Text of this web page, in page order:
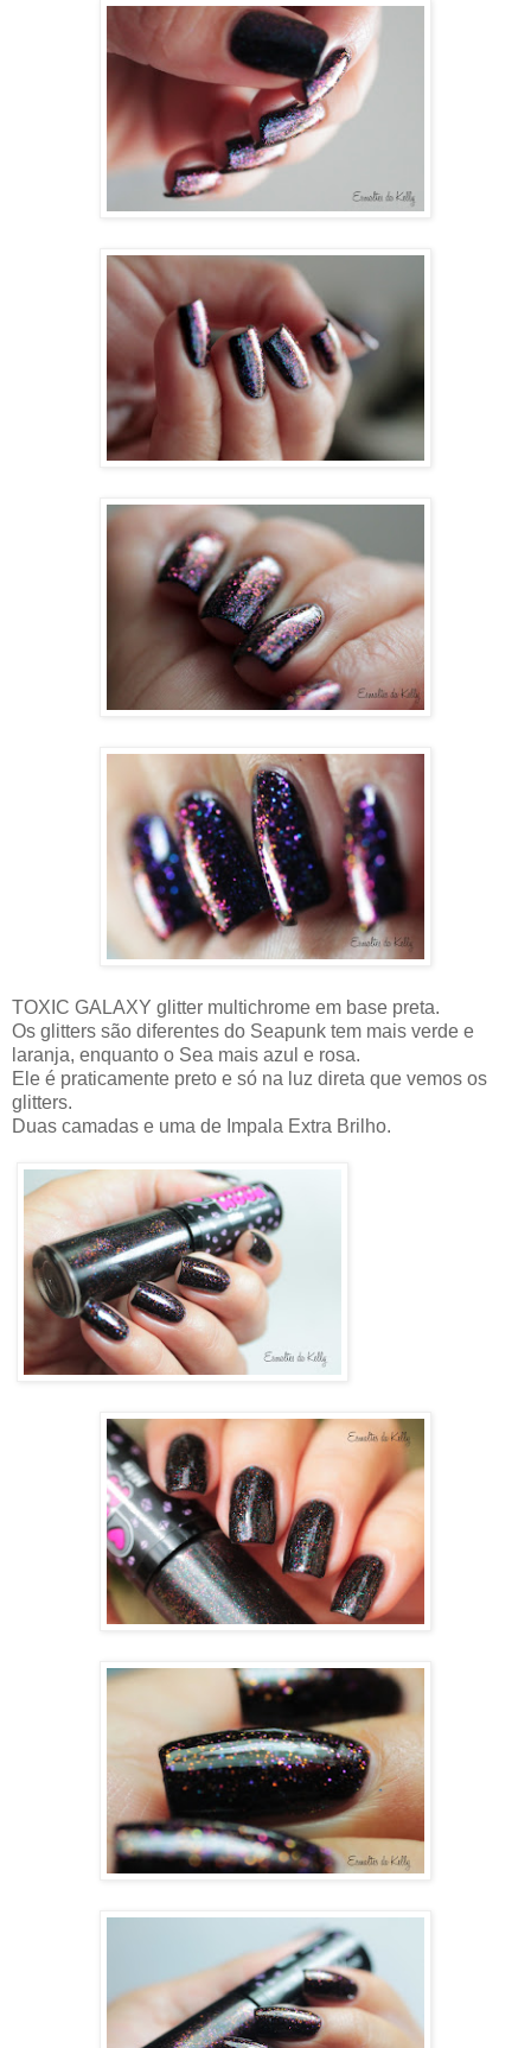
TOXIC GALAXY glitter multichrome em base preta.
Os glitters são diferentes do Seapunk tem mais verde e
laranja, enquanto o Sea mais azul e rosa.
Ele é praticamente preto e só na luz direta que vemos os
glitters.
Duas camadas e uma de Impala Extra Brilho.